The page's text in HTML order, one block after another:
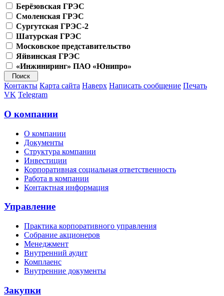
Берёзовская ГРЭС
Смоленская ГРЭС
Сургутская ГРЭС-2
Шатурская ГРЭС
Московское представительство
Яйвинская ГРЭС
«Инжиниринг» ПАО «Юнипро»
Контакты Карта сайта Наверх Написать сообщение Печать
VK Telegram
О компании
О компании
Документы
Структура компании
Инвестиции
Корпоративная социальная ответственность
Работа в компании
Контактная информация
Управление
Практика корпоративного управления
Собрание акционеров
Менеджмент
Внутренний аудит
Комплаенс
Внутренние документы
Закупки